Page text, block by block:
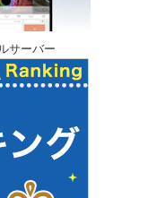
サーバー